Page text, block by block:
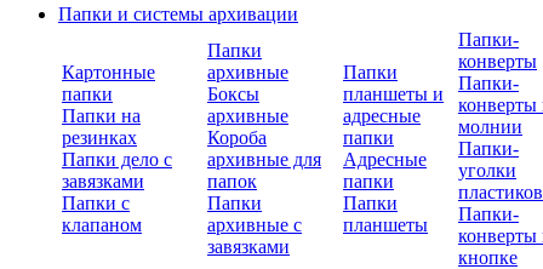
Папки и системы архивации
Картонные
папки
Папки на
резинках
Папки дело с
завязками
Папки с
клапаном
Папки
архивные
Боксы
архивные
Короба
архивные для
папок
Папки
архивные с
завязками
Папки
планшеты и
адресные
папки
Адресные
папки
Папки
планшеты
Папки-
конверты
Папки-
конверты
молнии
Папки-
уголки
Папки-
конверты
кнопке